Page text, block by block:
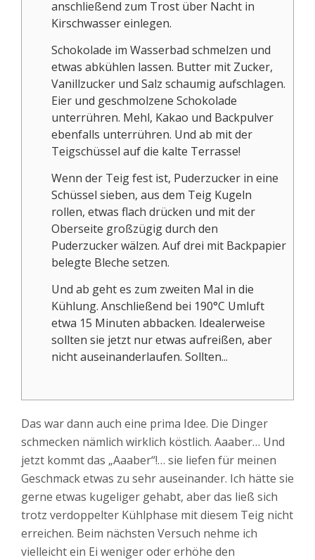
anschließend zum Trost über Nacht in
Kirschwasser einlegen.
Schokolade im Wasserbad schmelzen und
etwas abkühlen lassen. Butter mit Zucker,
Vanillzucker und Salz schaumig aufschlagen.
Eier und geschmolzene Schokolade
unterrühren. Mehl, Kakao und Backpulver
ebenfalls unterrühren. Und ab mit der
Teigschüssel auf die kalte Terrasse!
Wenn der Teig fest ist, Puderzucker in eine
Schüssel sieben, aus dem Teig Kugeln
rollen, etwas flach drücken und mit der
Oberseite großzügig durch den
Puderzucker wälzen. Auf drei mit Backpapier
belegte Bleche setzen.
Und ab geht es zum zweiten Mal in die
Kühlung. Anschließend bei 190°C Umluft
etwa 15 Minuten abbacken. Idealerweise
sollten sie jetzt nur etwas aufreißen, aber
nicht auseinanderlaufen. Sollten...
Das war dann auch eine prima Idee. Die Dinger
schmecken nämlich wirklich köstlich. Aaaber… Und
jetzt kommt das „Aaaber“!… sie liefen für meinen
Geschmack etwas zu sehr auseinander. Ich hätte sie
gerne etwas kugeliger gehabt, aber das ließ sich
trotz verdoppelter Kühlphase mit diesem Teig nicht
erreichen. Beim nächsten Versuch nehme ich
vielleicht ein Ei weniger oder erhöhe den